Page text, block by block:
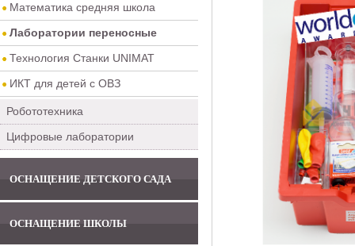
Математика средняя школа
Лаборатории переносные
Технология Станки UNIMAT
ИКТ для детей с ОВЗ
Робототехника
Цифровые лаборатории
ОСНАЩЕНИЕ ДЕТСКОГО САДА
ОСНАЩЕНИЕ ШКОЛЫ